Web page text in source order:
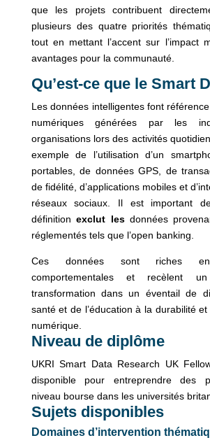
que les projets contribuent
plusieurs des quatre priorités
tout en mettant l’accent sur l’impact
avantages pour la communauté.
Qu’est-ce que le Smart
Les données intelligentes font
numériques générées par les
organisations lors des activités
exemple de l’utilisation d’un
portables, de données GPS, de
de fidélité, d’applications mobiles et
réseaux sociaux. Il est important
définitionexclut lesdonnées
réglementés tels que l’open banking.
Ces données sont riches en
comportementales et recèlent
transformation dans un éventail de
santé et de l’éducation à la durabilité
numérique.
Niveau de diplôme
UKRI Smart Data Research UK
disponible pour entreprendre des
niveau bourse dans les universités
Sujets disponibles
Domaines d’intervention